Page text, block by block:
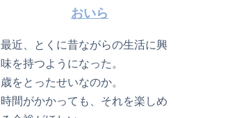
おいら
最近、とくに昔ながらの生活に興
味を持つようになった。
歳をとったせいなのか。
時間がかかっても、それを楽しめ